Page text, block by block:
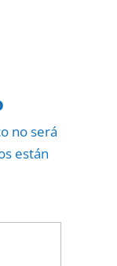
no será
están